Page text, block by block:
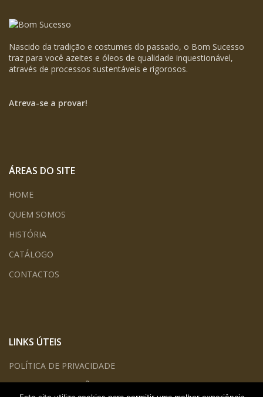
Nascido da tradição e costumes do passado, o Bom Sucesso
traz para você azeites e óleos de qualidade inquestionável,
através de processos sustentáveis e rigorosos.
Atreva-se a provar!
ÁREAS DO SITE
HOME
QUEM SOMOS
HISTÓRIA
CATÁLOGO
CONTACTOS
LINKS ÚTEIS
POLÍTICA DE PRIVACIDADE
TERMOS E CONDIÇÕES